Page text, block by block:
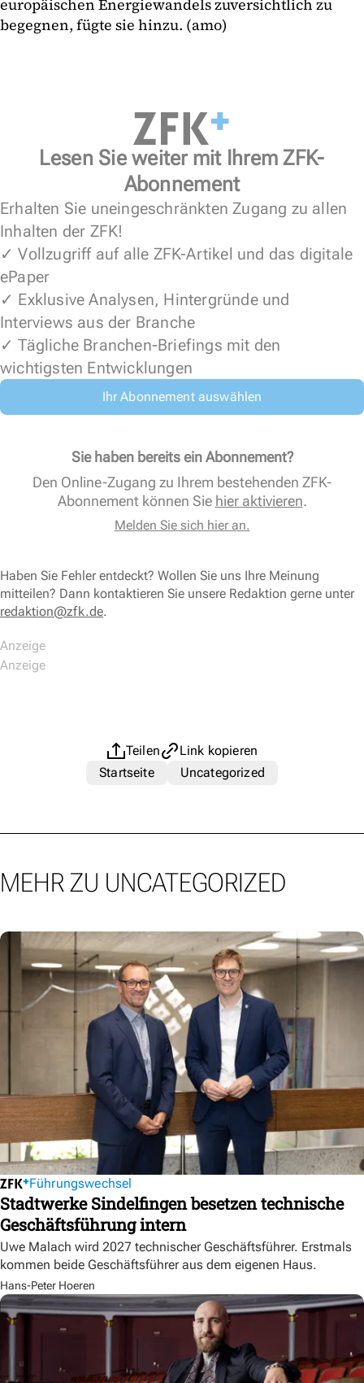
europäischen Energiewandels zuversichtlich zu
begegnen, fügte sie hinzu. (amo)
Lesen Sie weiter mit Ihrem ZFK-
Abonnement
Erhalten Sie uneingeschränkten Zugang zu allen
Inhalten der ZFK!
✓ Vollzugriff auf alle ZFK-Artikel und das digitale
ePaper
✓ Exklusive Analysen, Hintergründe und
Interviews aus der Branche
✓ Tägliche Branchen-Briefings mit den
wichtigsten Entwicklungen
Ihr Abonnement auswählen
Sie haben bereits ein Abonnement?
Den Online-Zugang zu Ihrem bestehenden ZFK-
Abonnement können Sie hier aktivieren.
Melden Sie sich hier an.
Haben Sie Fehler entdeckt? Wollen Sie uns Ihre Meinung
mitteilen? Dann kontaktieren Sie unsere Redaktion gerne unter
redaktion@zfk.de.
Teilen
Link kopieren
Startseite
Uncategorized
MEHR ZU UNCATEGORIZED
Führungswechsel
Stadtwerke Sindelfingen besetzen technische
Geschäftsführung intern
Uwe Malach wird 2027 technischer Geschäftsführer. Erstmals
kommen beide Geschäftsführer aus dem eigenen Haus.
Hans-Peter Hoeren